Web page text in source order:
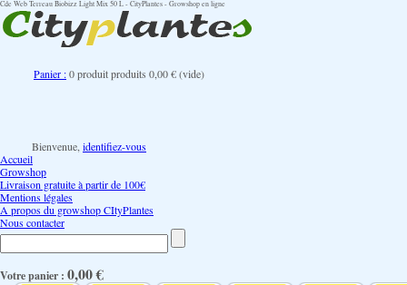
Cde Web Terreau Biobizz Light Mix 50 L - CityPlantes - Growshop en ligne
Panier :0produitproduits 0,00 €(vide)
Bienvenue, identifiez-vous
Accueil
Growshop
Livraison gratuite à partir de 100€
Mentions légales
A propos du growshop CItyPlantes
Nous contacter
Votre panier : 0,00 €